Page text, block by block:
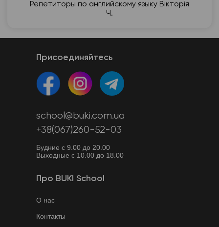
Репетиторы по английскому языку Вікторія
Ч.
Присоединяйтесь
school@buki.com.ua
+38(067)260-52-03
Будние с 9.00 до 20.00
Выходные с 10.00 до 18.00
Про BUKI School
О нас
Контакты